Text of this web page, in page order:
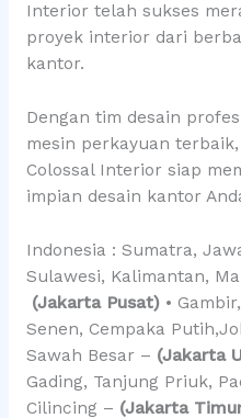
Interior telah sukses
proyek interior dari
kantor.
Dengan tim desain
mesin perkayuan
Colossal Interior siap
impian desain kantor
Indonesia : Sumatra,
Sulawesi, Kalimantan,
(Jakarta Pusat)•
Senen, Cempaka
Sawah Besar – (Jakarta
Gading, Tanjung Priuk,
Cilincing – (Jakarta